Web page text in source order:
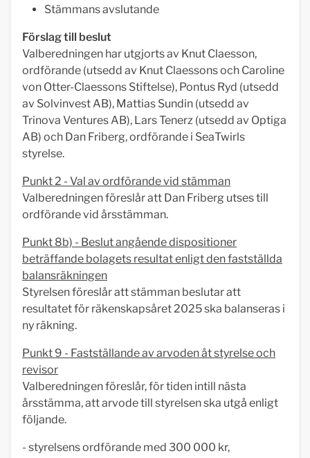
Stämmans avslutande
Förslag till beslut
Valberedningen har utgjorts av Knut Claesson,
ordförande (utsedd av Knut Claessons och Caroline
von Otter-Claessons Stiftelse), Pontus Ryd (utsedd
av Solvinvest AB), Mattias Sundin (utsedd av
Trinova Ventures AB), Lars Tenerz (utsedd av Optiga
AB) och Dan Friberg, ordförande i SeaTwirls
styrelse.
Punkt 2 - Val av ordförande vid stämman
Valberedningen föreslår att Dan Friberg utses till
ordförande vid årsstämman.
Punkt 8b) - Beslut angående dispositioner
beträffande bolagets resultat enligt den fastställda
balansräkningen
Styrelsen föreslår att stämman beslutar att
resultatet för räkenskapsåret 2025 ska balanseras i
ny räkning.
Punkt 9 - Fastställande av arvoden åt styrelse och
revisor
Valberedningen föreslår, för tiden intill nästa
årsstämma, att arvode till styrelsen ska utgå enligt
följande.
- styrelsens ordförande med 300 000 kr,